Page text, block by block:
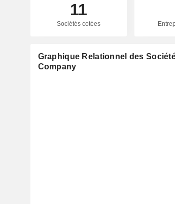
11
Sociétés cotées
Graphique Relationnel des
Company